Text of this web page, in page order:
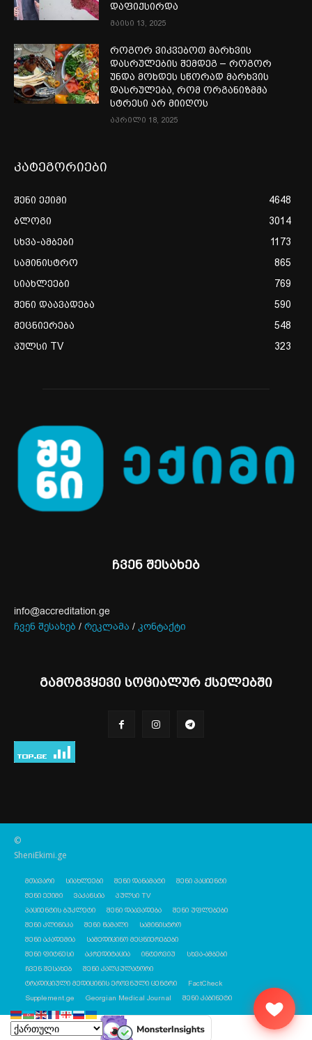
დაფიქსირდა
მაისი 13, 2025
როგორ ვიკვებოთ მარხვის
დასრულების შემდეგ – როგორ
უნდა მოხდეს სწორად მარხვის
დასრულება, რომ ორგანიზმმა
სტრესი არ მიიღოს
აპრილი 18, 2025
კატეგორიები
შენი ექიმი
4648
ბლოგი
3014
სხვა-ამბები
1173
სამინისტრო
865
სიახლეები
769
შენი დაავადება
590
მეცნიერება
548
პულსი TV
323
ჩვენ შესახებ
info@accreditation.ge
ჩვენ შესახებ / რეკლამა / კონტაქტი
გამოგვყევი სოციალურ ქსელებში
©
SheniEkimi.ge
მთავარი სიახლეები შენი დანამატი
შენი პაციენტი
შენი ექიმი
ვაკანსია
პულსი TV
პაციენტის ბუკლეტი
შენი დაავადება
შენი უფლებები
შენი კლინიკა
შენი წამალი
სამინისტრო
შენი აკადემია
სამედიცინო მეცნიერებები
შენი ფიტნესი
აკრედიტაცია ინტერვიუ
სხვა-ამბები
ჩვენ შესახებ
შენი კალკულატორი
ტრადიციული მედიცინის ეროვნული ცენტრი
FactCheck
Supplement.ge
Georgian Medical Journal შენი კაბინეტი